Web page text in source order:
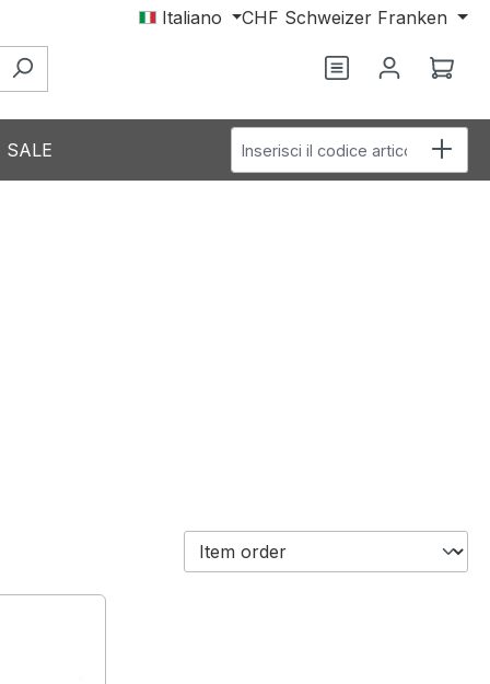
Italiano CHF Schweizer Franken
Hai 0 articoliIl
SALE Inserisci il codice articolo